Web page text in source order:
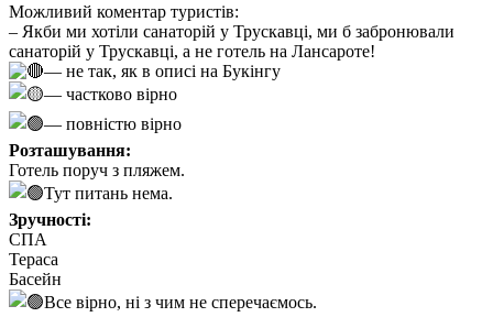
Можливий коментар туристів:
– Якби ми хотіли санаторій у Трускавці, ми б забронювали
санаторій у Трускавці, а не готель на Лансароте!
— не так, як в описі на Букінгу
— частково вірно
— повністю вірно
Розташування:
Готель поруч з пляжем.
Тут питань нема.
Зручності:
СПА
Тераса
Басейн
Все вірно, ні з чим не сперечаємось.